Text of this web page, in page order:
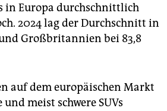
in Europa durchschnittlich
2024 lag der Durchschnitt in
Großbritannien bei 83,8
auf dem europäischen Markt
meist schwere SUVs